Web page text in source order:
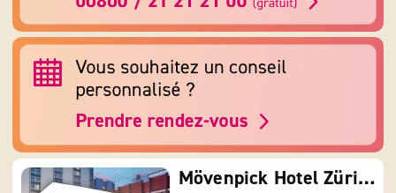
Mövenpick Hotel Zürich Airport